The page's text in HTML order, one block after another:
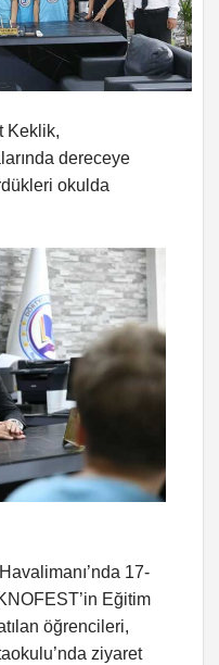
Keklik,
dereceye
okulda
17-
Eğitim
öğrencileri,
ziyaret